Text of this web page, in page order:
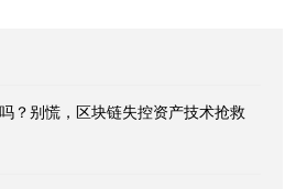
？别慌，区块链失控资产技术抢救